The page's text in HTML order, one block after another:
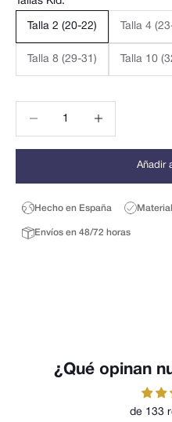
Talla 2 (20-22) Talla 4
Talla 8 (29-31) Talla 10
Añadir
Hecho en España
Envíos en 48/72 horas
¿Qué opinan
de 133